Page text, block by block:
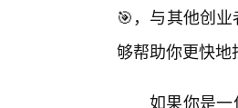
🎯，与其他创
够帮助你更快
如果你是一